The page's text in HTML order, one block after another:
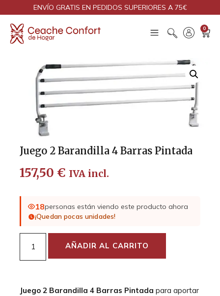
ENVÍO GRATIS EN PEDIDOS SUPERIORES A 75€
0
Juego 2 Barandilla 4 Barras Pintada
157,50 € IVA incl.
18personas están viendo este producto ahora
¡Quedan pocas unidades!
AÑADIR AL CARRITO
Juego 2 Barandilla 4 Barras Pintada para aportar